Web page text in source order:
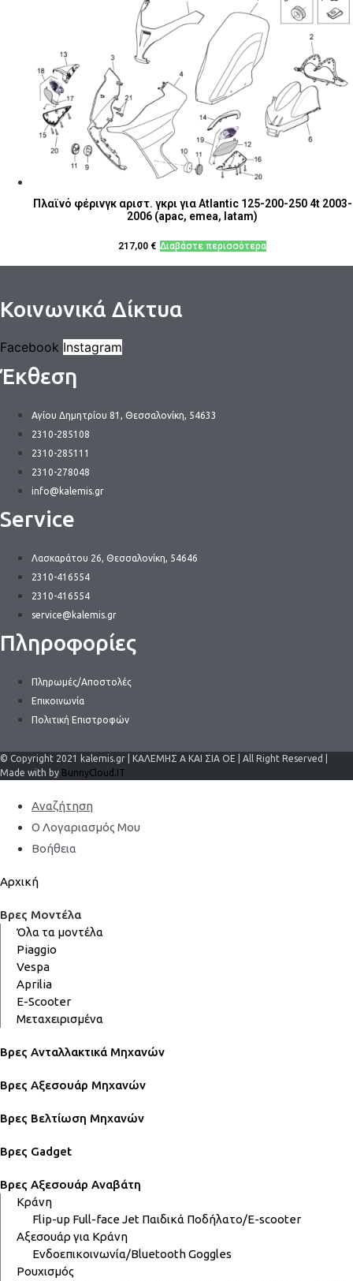
Πλαϊνό φέρινγκ αριστ. γκρι για Atlantic 125-200-250 4t 2003-
2006 (apac, emea, latam)
217,00 € Διαβάστε περισσότερα
Κοινωνικά Δίκτυα
Facebook Instagram
Έκθεση
Αγίου Δημητρίου 81, Θεσσαλονίκη, 54633
2310-285108
2310-285111
2310-278048
info@kalemis.gr
Service
Λασκαράτου 26, Θεσσαλονίκη, 54646
2310-416554
2310-416554
service@kalemis.gr
Πληροφορίες
Πληρωμές/Αποστολές
Επικοινωνία
Πολιτική Επιστροφών
© Copyright 2021 kalemis.gr | ΚΑΛΕΜΗΣ Α ΚΑΙ ΣΙΑ ΟΕ | All Right Reserved |
Made with by BunnyCloud.IT
Αναζήτηση
Ο Λογαριασμός Μου
Βοήθεια
Αρχική
Βρες Μοντέλα
Όλα τα μοντέλα
Piaggio
Vespa
Aprilia
E-Scooter
Μεταχειρισμένα
Βρες Ανταλλακτικά Μηχανών
Βρες Αξεσουάρ Μηχανών
Βρες Βελτίωση Μηχανών
Βρες Gadget
Βρες Αξεσουάρ Αναβάτη
Κράνη
Flip-up Full-faceJet Παιδικά Ποδήλατο/E-scooter
Αξεσουάρ για Κράνη
Ενδοεπικοινωνία/BluetoothGoggles
Ρουχισμός